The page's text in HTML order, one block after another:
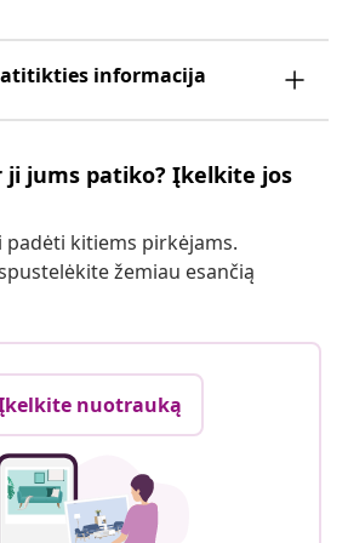
informacija
jums patiko? Įkelkite jos
padėti kitiems pirkėjams.
žemiau esančią
nuotrauką